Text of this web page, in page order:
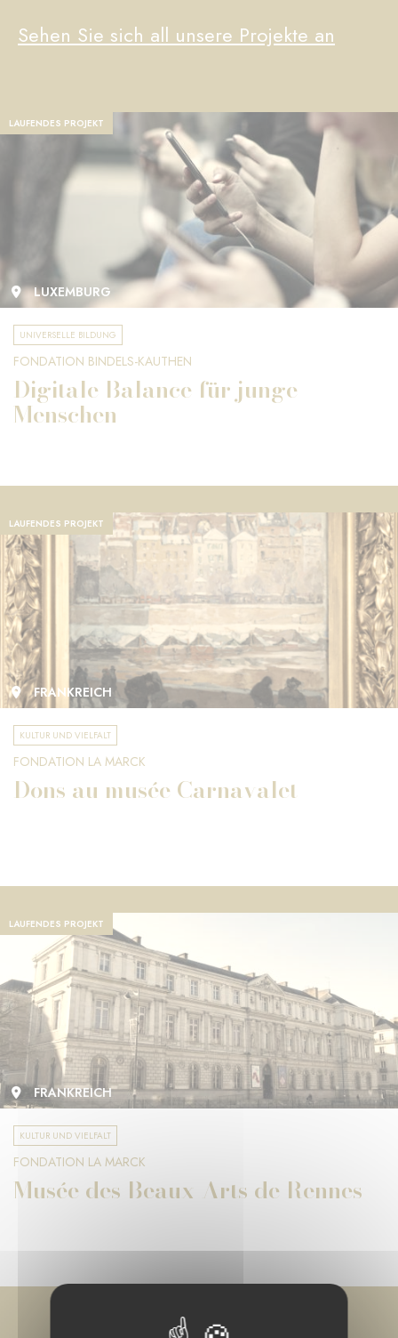
Sehen Sie sich all unsere Projekte an
LAUFENDES PROJEKT
LUXEMBURG
UNIVERSELLE BILDUNG
FONDATION BINDELS-KAUTHEN
Digitale Balance für junge
Menschen
LAUFENDES PROJEKT
FRANKREICH
KULTUR UND VIELFALT
FONDATION LA MARCK
Dons au musée Carnavalet
LAUFENDES PROJEKT
FRANKREICH
KULTUR UND VIELFALT
FONDATION LA MARCK
Musée des Beaux-Arts de Rennes